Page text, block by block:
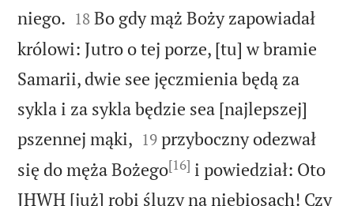
niego. 

18 Bo gdy mąż Boży zapowiadał
królowi: Jutro o tej porze, [tu] w bramie
Samarii, dwie see jęczmienia będą za
sykla i za sykla będzie sea [najlepszej]
pszennej mąki, 

19 przyboczny odezwał
się do męża Bożego[16] i powiedział: Oto
JHWH [już] robi śluzy na niebiosach! Czy